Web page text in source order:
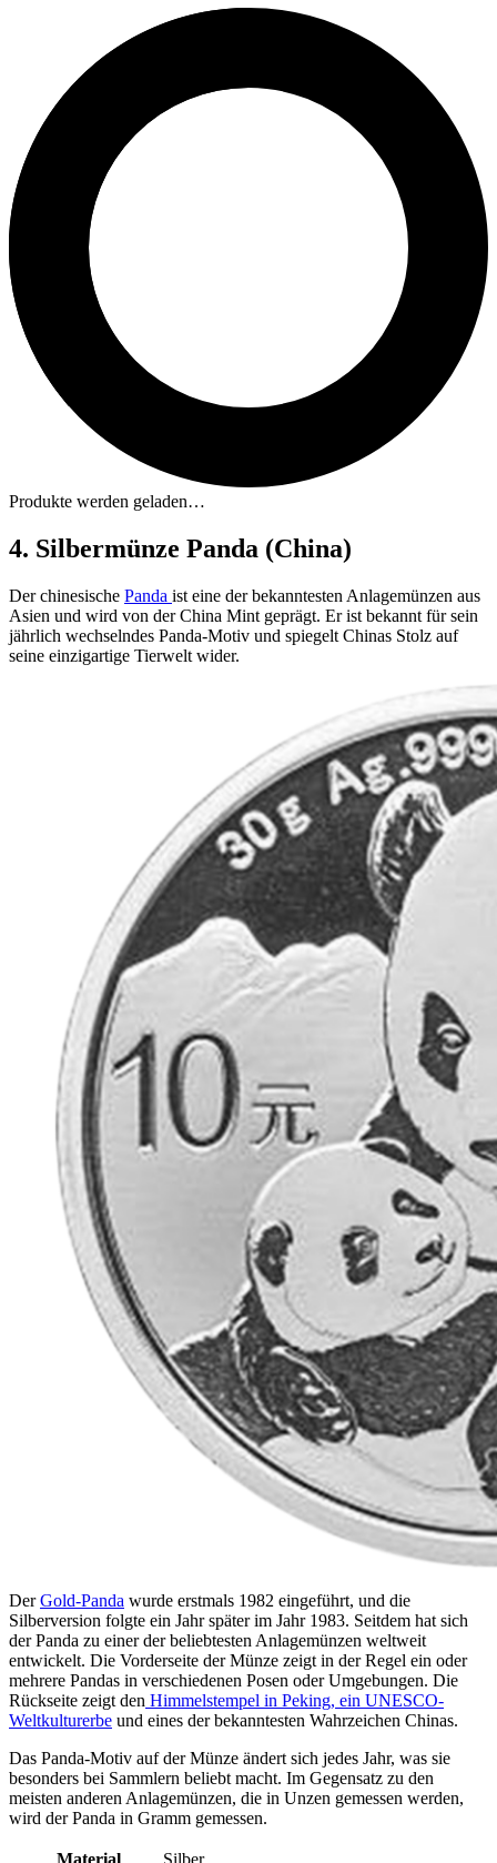
Produkte werden geladen…
4. Silbermünze Panda (China)
Der chinesische Panda ist eine der bekanntesten Anlagemünzen aus
Asien und wird von der China Mint geprägt. Er ist bekannt für sein
jährlich wechselndes Panda-Motiv und spiegelt Chinas Stolz auf
seine einzigartige Tierwelt wider.
DerGold-Panda wurde erstmals 1982 eingeführt, und die
Silberversion folgte ein Jahr später im Jahr 1983. Seitdem hat sich
der Panda zu einer der beliebtesten Anlagemünzen weltweit
entwickelt. Die Vorderseite der Münze zeigt in der Regel ein oder
mehrere Pandas in verschiedenen Posen oder Umgebungen. Die
Rückseite zeigt den Himmelstempel in Peking, ein UNESCO-
Weltkulturerbe und eines der bekanntesten Wahrzeichen Chinas.
Das Panda-Motiv auf der Münze ändert sich jedes Jahr, was sie
besonders bei Sammlern beliebt macht. Im Gegensatz zu den
meisten anderen Anlagemünzen, die in Unzen gemessen werden,
wird der Panda in Gramm gemessen.
Material Silber